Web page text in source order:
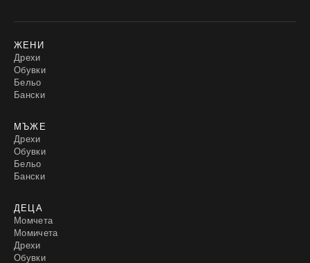
ЖЕНИ
Дрехи
Обувки
Бельо
Бански
МЪЖЕ
Дрехи
Обувки
Бельо
Бански
ДЕЦА
Момчета
Момичета
Дрехи
Обувки